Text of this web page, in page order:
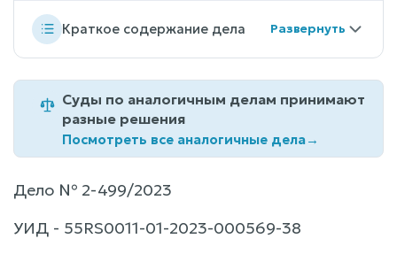
Краткое содержание дела
Суды по аналогичным делам принимают
разные решения
Посмотреть все аналогичные дела→
Дело № 2-499/2023
УИД - 55RS0011-01-2023-000569-38